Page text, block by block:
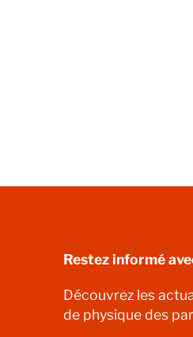
Restez informé
Découvrez les
de physique des